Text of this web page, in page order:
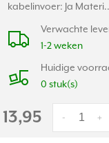
kabelinvoer: Ja
Verwachte
1-2 weken
Huidige
0 stuk(s)
13,95 +
-